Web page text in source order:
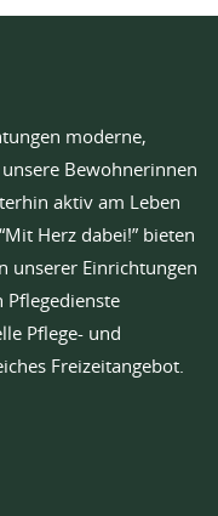
moderne,
Bewohnerinnen
aktiv am Leben
Herz dabei!” bieten
unserer Einrichtungen
Pflege- und
Freizeitangebot.